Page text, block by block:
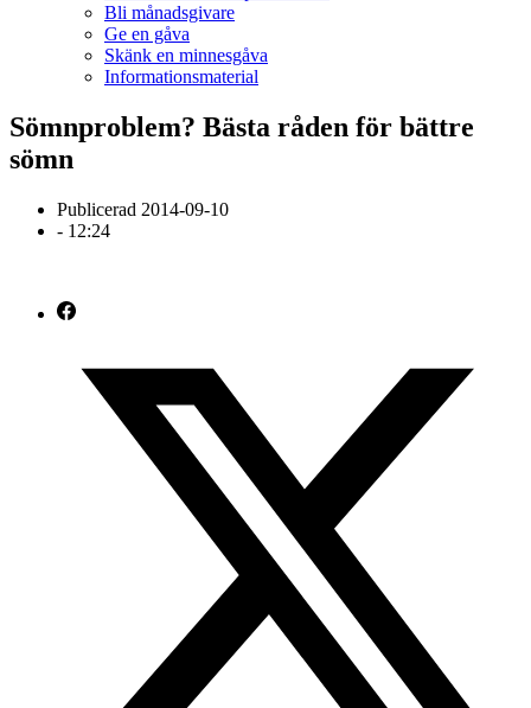
Bli månadsgivare
Ge en gåva
Skänk en minnesgåva
Informationsmaterial
Sömnproblem? Bästa råden för bättre
sömn
Publicerad 2014-09-10
- 12:24